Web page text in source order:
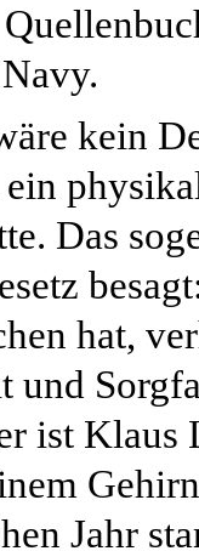
kein
Das
hat,
und
ist Klaus
Jahr